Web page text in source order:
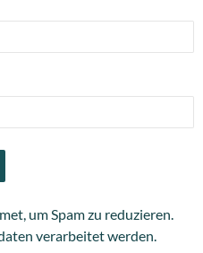
um Spam zu reduzieren.
verarbeitet werden.